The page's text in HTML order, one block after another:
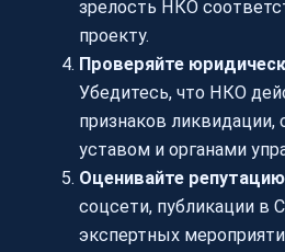
зрелость НКО
проекту.
Проверяйте
Убедитесь, что НКО
признаков ликвидации,
уставом и органами
Оценивайте
соцсети, публикации в
экспертных